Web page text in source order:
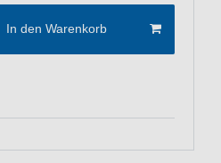
In den Warenkorb